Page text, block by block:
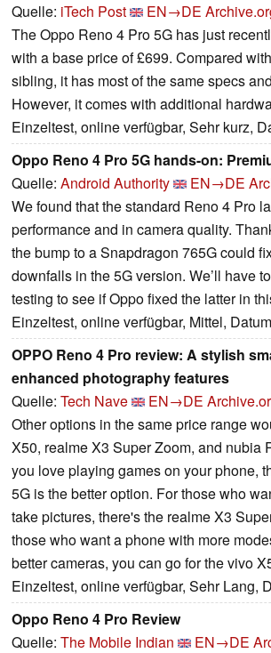
Quelle: iTech Post EN→DE
The Oppo Reno 4 Pro 5G has just
with a base price of £699. Compared
sibling, it has most of the same specs
However, it comes with additional
Einzeltest, online verfügbar, Sehr kurz,
Oppo Reno 4 Pro 5G hands-on:
Quelle: Android Authority EN→DE
We found that the standard Reno 4 Pro
performance and in camera quality.
the bump to a Snapdragon 765G could
downfalls in the 5G version. We’ll have
testing to see if Oppo fixed the latter in
Einzeltest, online verfügbar, Mittel,
OPPO Reno 4 Pro review: A stylish
enhanced photography features
Quelle: Tech Nave EN→DE
Other options in the same price range
X50, realme X3 Super Zoom, and nubia
you love playing games on your phone,
5G is the better option. For those who
take pictures, there's the realme X3
those who want a phone with more
better cameras, you can go for the vivo
Einzeltest, online verfügbar, Sehr Lang,
Oppo Reno 4 Pro Review
Quelle: The Mobile Indian EN→DE